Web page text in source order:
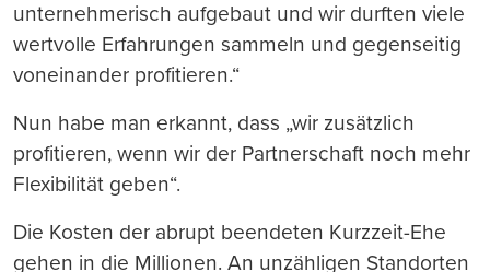
unternehmerisch aufgebaut und wir durften viele
wertvolle Erfahrungen sammeln und gegenseitig
voneinander profitieren.“
Nun habe man erkannt, dass „wir zusätzlich
profitieren, wenn wir der Partnerschaft noch mehr
Flexibilität geben“.
Die Kosten der abrupt beendeten Kurzzeit-Ehe
gehen in die Millionen. An unzähligen Standorten